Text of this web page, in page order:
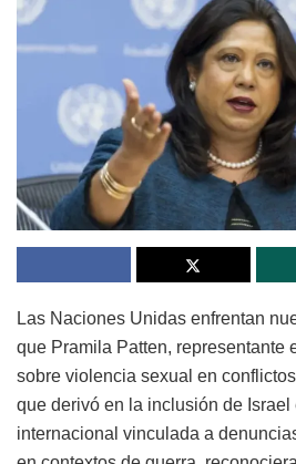
Las Naciones Unidas enfrentan
que Pramila Patten, representante
sobre violencia sexual en
que derivó en la inclusión de Israel
internacional vinculada a